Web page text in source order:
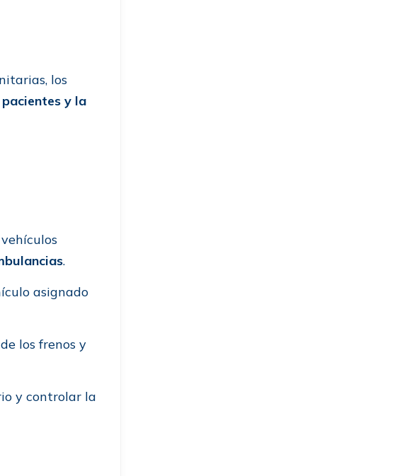
los
y la
.
asignado
los frenos y
y controlar la